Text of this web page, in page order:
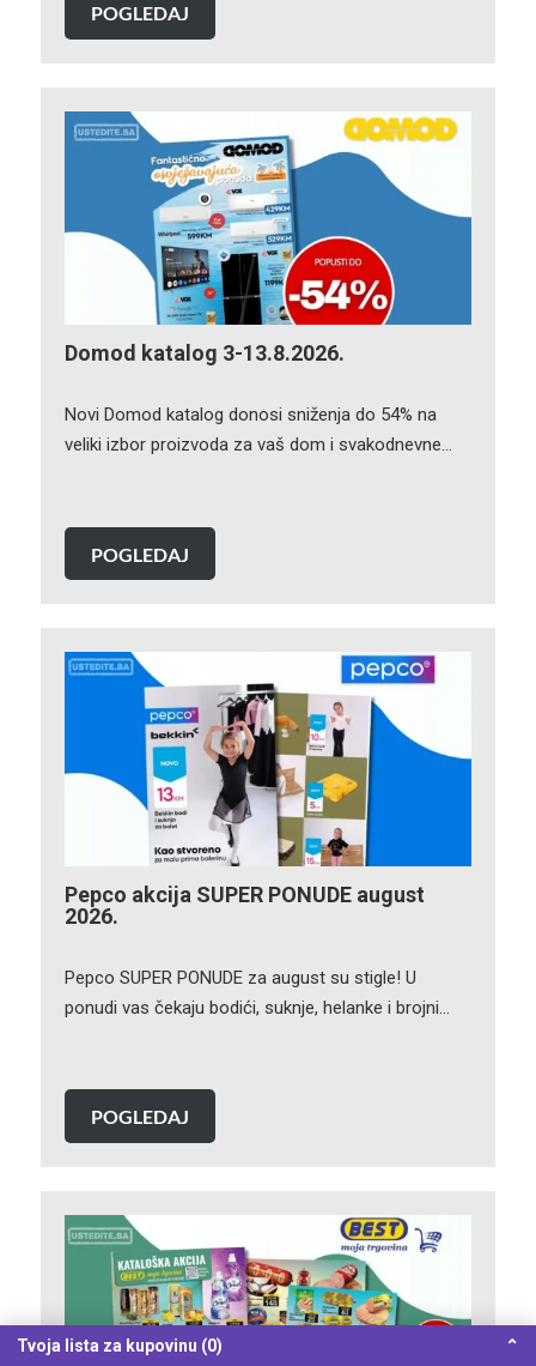
POGLEDAJ
Domod katalog 3-13.8.2026.
Novi Domod katalog donosi sniženja do 54% na
veliki izbor proizvoda za vaš dom i svakodnevne…
POGLEDAJ
Pepco akcija SUPER PONUDE august
2026.
Pepco SUPER PONUDE za august su stigle! U
ponudi vas čekaju bodići, suknje, helanke i brojni…
POGLEDAJ
Tvoja lista za kupovinu (0) ⌃